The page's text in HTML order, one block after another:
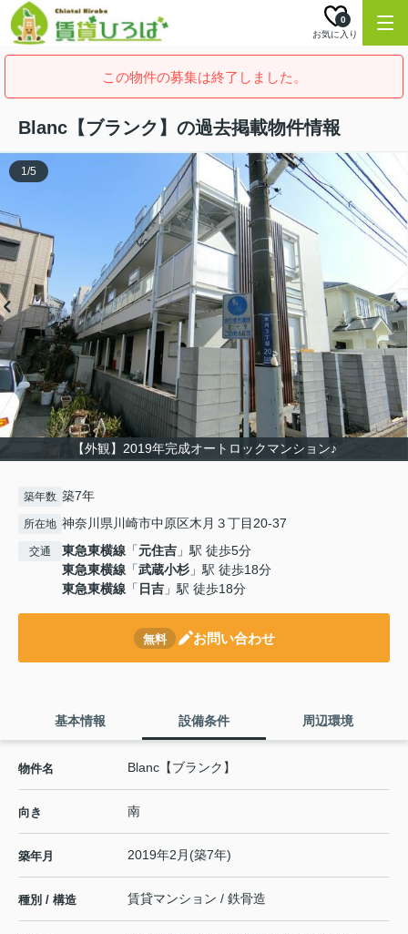
お気に入り
0
この物件の募集は終了しました。
Blanc【ブランク】の過去掲載物件情報
【外観】2019年完成オートロックマンション♪
1/5
築年数 築7年
所在地 神奈川県川崎市中原区木月３丁目20-37
交通 東急東横線 「元住吉 」駅 徒歩5分
東急東横線 「武蔵小杉 」駅 徒歩18分
東急東横線 「 日吉 」駅 徒歩18分
無料 お問い合わせ
基本情報 設備条件 周辺環境
物件名 Blanc【ブランク】
向き 南
築年月 2019年2月(築7年)
種別 / 構造 賃貸マンション / 鉄骨造